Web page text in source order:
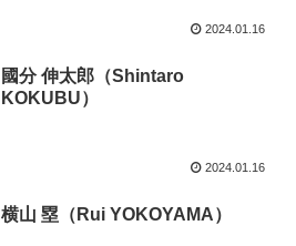
2024.01.16
國分 伸太郎（Shintaro
KOKUBU）
2024.01.16
横山 塁（Rui YOKOYAMA）